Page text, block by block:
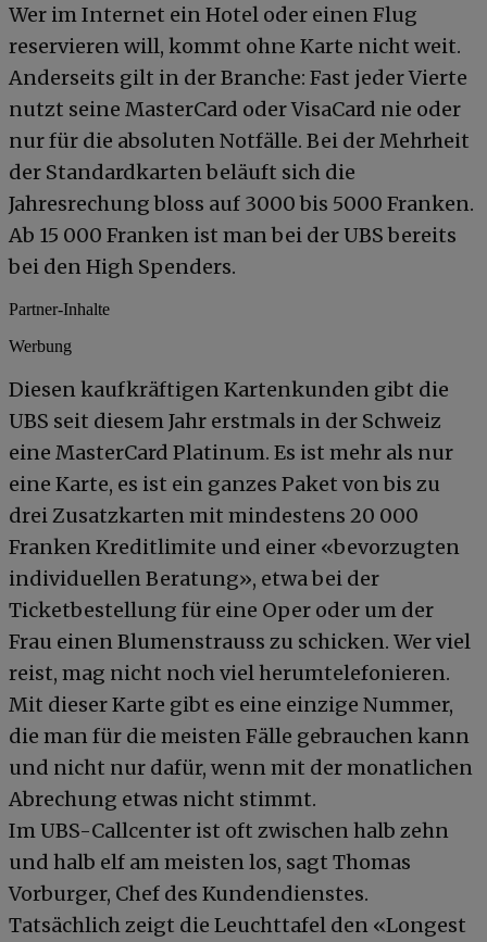
Wer im Internet ein Hotel oder einen Flug
reservieren will, kommt ohne Karte nicht weit.
Anderseits gilt in der Branche: Fast jeder Vierte
nutzt seine MasterCard oder VisaCard nie oder
nur für die absoluten Notfälle. Bei der Mehrheit
der Standardkarten beläuft sich die
Jahresrechung bloss auf 3000 bis 5000 Franken.
Ab 15 000 Franken ist man bei der UBS bereits
bei den High Spenders.
Partner-Inhalte
Werbung
Diesen kaufkräftigen Kartenkunden gibt die
UBS seit diesem Jahr erstmals in der Schweiz
eine MasterCard Platinum. Es ist mehr als nur
eine Karte, es ist ein ganzes Paket von bis zu
drei Zusatzkarten mit mindestens 20 000
Franken Kreditlimite und einer «bevorzugten
individuellen Beratung», etwa bei der
Ticketbestellung für eine Oper oder um der
Frau einen Blumenstrauss zu schicken. Wer viel
reist, mag nicht noch viel herumtelefonieren.
Mit dieser Karte gibt es eine einzige Nummer,
die man für die meisten Fälle gebrauchen kann
und nicht nur dafür, wenn mit der monatlichen
Abrechung etwas nicht stimmt.
Im UBS-Callcenter ist oft zwischen halb zehn
und halb elf am meisten los, sagt Thomas
Vorburger, Chef des Kundendienstes.
Tatsächlich zeigt die Leuchttafel den «Longest